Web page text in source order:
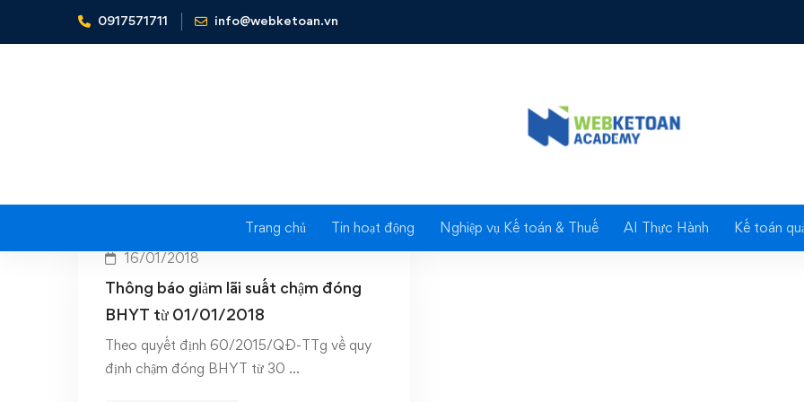
0917571711 info@webketoan.vn
Trang chủ Tin hoạt động Nghiệp vụ Kế toán & Thuế AI Thực Hành Kế toán
Home lãi suất chậm đóng BHYT 2018
16/01/2018
Thông báo giảm lãi suất chậm đóng
BHYT từ 01/01/2018
Theo quyết định 60/2015/QĐ-TTg về quy
định chậm đóng BHYT từ 30 …